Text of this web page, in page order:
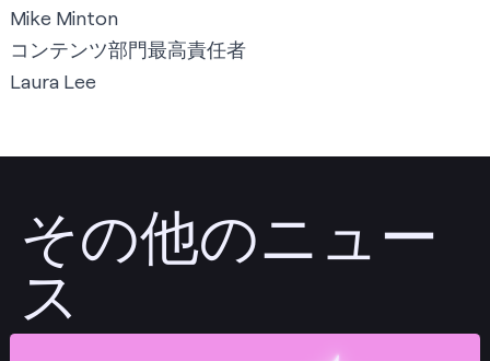
Mike Minton
コンテンツ部門最高責任者
Laura Lee
その他のニュー
ス